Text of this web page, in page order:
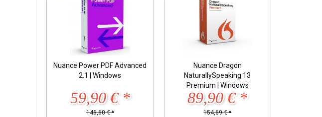
Nuance Power PDF Advanced
2.1 | Windows
59,90 € *
146,60 € *
Nuance Dragon
NaturallySpeaking 13
Premium | Windows
89,90 € *
154,69 € *